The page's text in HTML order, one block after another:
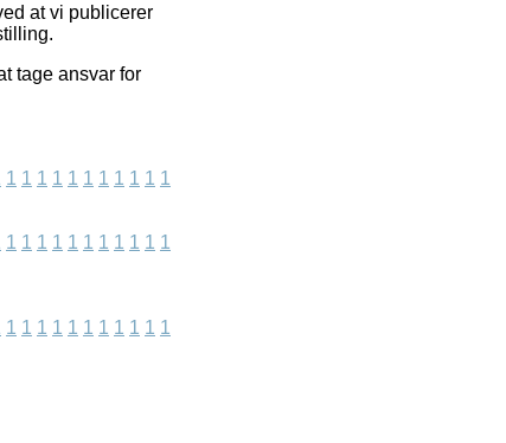
at vi publicerer
tage ansvar for
1 1 1 1 1 1 1 1 1 1 1
1 1 1 1 1 1 1 1 1 1 1
1 1 1 1 1 1 1 1 1 1 1